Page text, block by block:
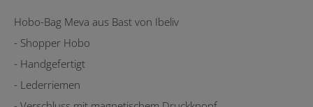
Hobo-Bag Meva aus Bast von Ibeliv
- Shopper Hobo
- Handgefertigt
- Lederriemen